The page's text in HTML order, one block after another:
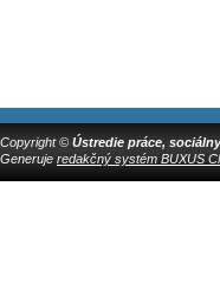
Copyright © Ústredie práce,
Generuje redakčný systém BUXUS